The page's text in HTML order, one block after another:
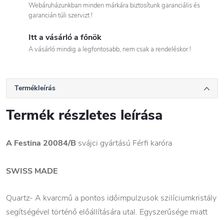
Webáruházunkban minden márkára biztosítunk garanciális és
garancián túli szervizt !
Itt a vásárló a főnök
A vásárló mindig a legfontosabb, nem csak a rendeléskor !
Termékleírás
Termék részletes leírása
A Festina 20084/B svájci gyártású Férfi karóra
SWISS MADE
Quartz- A kvarcmű a pontos időimpulzusok szilíciumkristály
segítségével történő előállítására utal. Egyszerűsége miatt